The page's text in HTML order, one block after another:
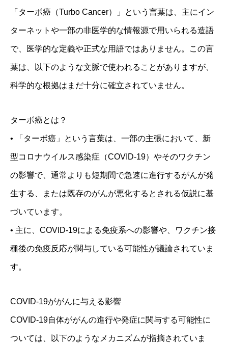
「ターボ癌（Turbo Cancer）」という言葉は、主にイン
ターネットや一部の非医学的な情報源で用いられる造語
で、医学的な定義や正式な用語ではありません。この言
葉は、以下のような文脈で使われることがありますが、
科学的な根拠はまだ十分に確立されていません。
ターボ癌とは？
• 「ターボ癌」という言葉は、一部の主張において、新
型コロナウイルス感染症（COVID-19）やそのワクチン
の影響で、通常よりも短期間で急速に進行するがんが発
生する、または既存のがんが悪化するとされる仮説に基
づいています。
• 主に、COVID-19による免疫系への影響や、ワクチン接
種後の免疫反応が関与している可能性が議論されていま
す。
COVID-19ががんに与える影響
COVID-19自体ががんの進行や発症に関与する可能性に
ついては、以下のようなメカニズムが指摘されていま